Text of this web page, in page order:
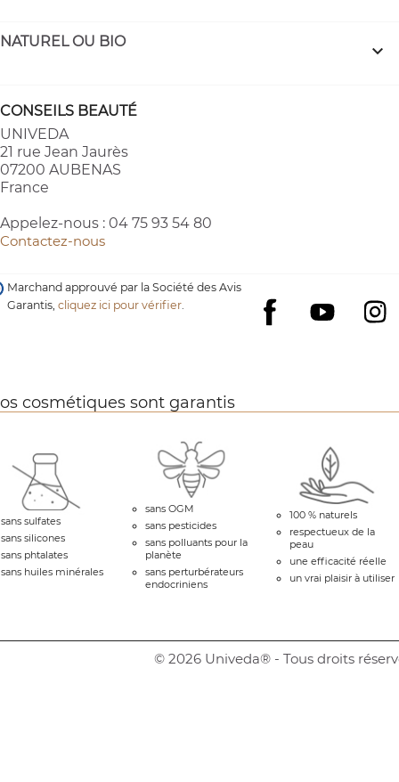
NATUREL OU BIO 
CONSEILS BEAUTÉ
UNIVEDA
21 rue Jean Jaurès
07200 AUBENAS
France
Appelez-nous : 04 75 93 54 80
Contactez-nous
Facebook
YouTube
Marchand approuvé par la Société des Avis
Garantis,cliquez ici pour vérifier.
cosmétiques sont garantis
sans sulfates
sans silicones
sans phtalates
sans huiles minérales
sans OGM
sans pesticides
sans polluants pour la
planète
sans perturbérateurs
endocriniens
100 % naturels
respectueux de la
peau
une efficacité réelle
un vrai plaisir à utiliser
© 2026 Univeda® - Tous droits